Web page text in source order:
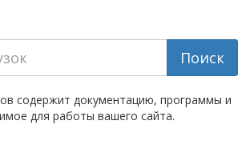
содержит документацию, программы и
для работы вашего сайта.